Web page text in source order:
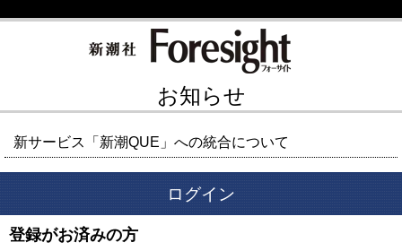
お知らせ
新サービス「新潮QUE」への統合について
ログイン
登録がお済みの方